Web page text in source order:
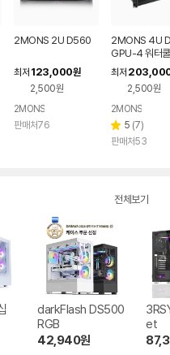
2MONS 2U D560
최저 123,000원
2,500원
2MONS
판매처76
2MONS 4U
GPU-4 워터쿨
최저
2,500원
2MONS
별
점
5 리
뷰
(7)
판매처53
전체보기
darkFlash DS500
RGB
42,940원
et